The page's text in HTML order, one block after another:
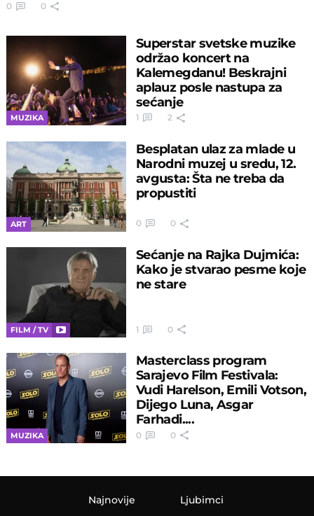
0 0
MUZIKA
Superstar svetske muzike
održao koncert na
Kalemegdanu! Beskrajni
aplauz posle nastupa za
sećanje
1 2
ART
Besplatan ulaz za mlade u
Narodni muzej u sredu, 12.
avgusta: Šta ne treba da
propustiti
0 0
FILM / TV
Sećanje na Rajka Dujmića:
Kako je stvarao pesme koje
ne stare
1 0
MUZIKA
Masterclass program
Sarajevo Film Festivala:
Vudi Harelson, Emili Votson,
Dijego Luna, Asgar
Farhadi....
0 0
Najnovije Ljubimci